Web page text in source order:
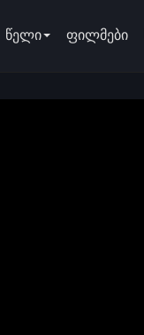
წელი ფილმები